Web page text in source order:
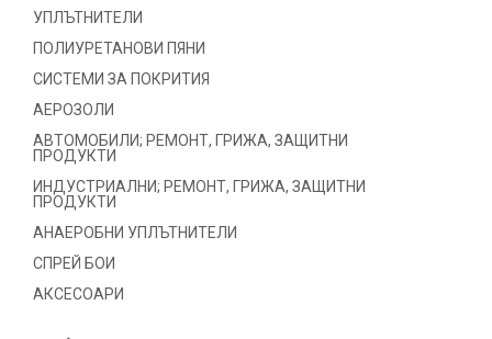
УПЛЪТНИТЕЛИ
ПОЛИУРЕТАНОВИ ПЯНИ
СИСТЕМИ ЗА ПОКРИТИЯ
АЕРОЗОЛИ
АВТОМОБИЛИ; РЕМОНТ, ГРИЖА, ЗАЩИТНИ
ПРОДУКТИ
ИНДУСТРИАЛНИ; РЕМОНТ, ГРИЖА, ЗАЩИТНИ
ПРОДУКТИ
АНАЕРОБНИ УПЛЪТНИТЕЛИ
СПРЕЙ БОИ
АКСЕСОАРИ